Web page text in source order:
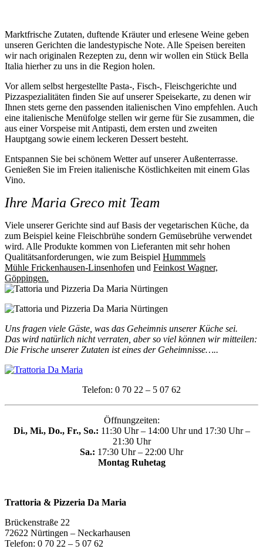
Marktfrische Zutaten, duftende Kräuter und erlesene Weine geben
unseren Gerichten die landestypische Note. Alle Speisen bereiten
wir nach originalen Rezepten zu, denn wir wollen ein Stück Bella
Italia hierher zu uns in die Region holen.
Vor allem selbst hergestellte Pasta-, Fisch-, Fleischgerichte und
Pizzaspezialitäten finden Sie auf unserer Speisekarte, zu denen wir
Ihnen stets gerne den passenden italienischen Vino empfehlen. Auch
eine italienische Menüfolge stellen wir gerne für Sie zusammen, die
aus einer Vorspeise mit Antipasti, dem ersten und zweiten
Hauptgang sowie einem leckeren Dessert besteht.
Entspannen Sie bei schönem Wetter auf unserer Außenterrasse.
Genießen Sie im Freien italienische Köstlichkeiten mit einem Glas
Vino.
Ihre Maria Greco mit Team
Viele unserer Gerichte sind auf Basis der vegetarischen Küche, da
zum Beispiel keine Fleischbrühe sondern Gemüsebrühe verwendet
wird. Alle Produkte kommen von Lieferanten mit sehr hohen
Qualitätsanforderungen, wie zum Beispiel Hummmels
Mühle Frickenhausen-Linsenhofen und Feinkost Wagner,
Göppingen.
Uns fragen viele Gäste, was das Geheimnis unserer Küche sei.
Das wird natürlich nicht verraten, aber so viel können wir mitteilen:
Die Frische unserer Zutaten ist eines der Geheimnisse…..
Telefon: 0 70 22 – 5 07 62
Öffnungzeiten:
Di., Mi., Do., Fr., So.: 11:30 Uhr – 14:00 Uhr und 17:30 Uhr –
21:30 Uhr
Sa.: 17:30 Uhr – 22:00 Uhr
Montag Ruhetag
Trattoria & Pizzeria Da Maria
Brückenstraße 22
72622 Nürtingen – Neckarhausen
Telefon: 0 70 22 – 5 07 62